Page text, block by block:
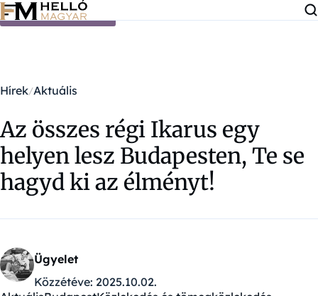
Ugrás a tartalomra
Hírek Aktuális
Az összes régi Ikarus egy
helyen lesz Budapesten, Te se
hagyd ki az élményt!
Ügyelet
Közzétéve: 2025.10.02.